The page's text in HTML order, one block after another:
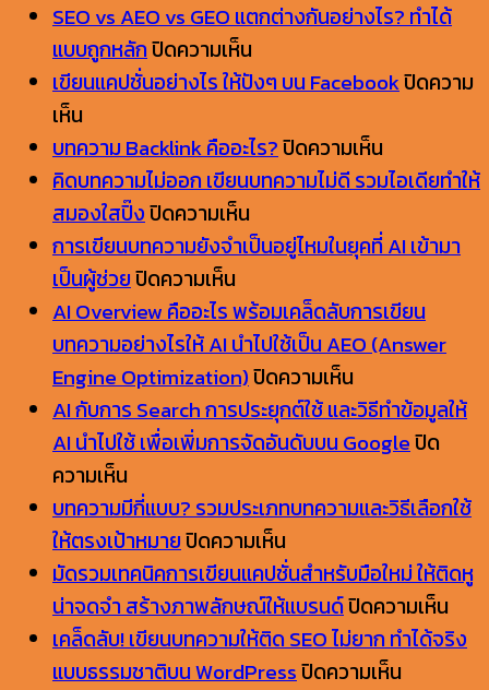
SEO vs AEO vs GEO แตกต่างกันอย่างไร? ทำได้
แบบถูกหลักปิดความเห็น
SEO
AEO
vs
แตก
กัน
อย่างไร?
ทำได้
แบบ
ถูก
เขียนแคปชั่นอย่างไร ให้ปังๆ บน Facebookปิดความ
เห็น
เขียน
แคปชั่
นอ
ย่าง
ไร
ให้
ปังๆ
บน
Facebook
บทความ Backlink คืออะไร?ปิดความเห็น
บทความ
คือ
คิดบทความไม่ออก เขียนบทความไม่ดี รวมไอเดียทำให้
สมองใสปิ๊งปิดความเห็น
คิด
ไม่
ออก
เขียน
บทความ
ไม่
รวม
ไอ
เดีย
ทำให้
สม
อง
การเขียนบทความยังจำเป็นอยู่ไหมในยุคที่ AI เข้ามา
เป็นผู้ช่วยปิดความเห็น
การ
เขียน
บทความ
ยัง
จำเป็น
ไหม
ใน
ยุค
ที่
AI
เข้า
AI Overview คืออะไร พร้อมเคล็ดลับการเขียน
บทความอย่างไรให้ AI นำไปใช้เป็น AEO (Answer
Engine Optimization)ปิดความเห็น
AI
Overview
อะไร
เคล็ด
ลับ
การ
เขียน
AI กับการ Search การประยุกต์ใช้ และวิธีทำข้อมูลให้
AI นำไปใช้ เพื่อเพิ่มการจัดอันดับบน Googleปิด
ความเห็น
AI
กับ
การ
Search
การ
ประยุกต์
บทความมีกี่แบบ? รวมประเภทบทความและวิธีเลือกใช้
ให้ตรงเป้าหมายปิดความเห็น
บทความ
มี
กี่
แบบ?
มัดรวมเทคนิคการเขียนแคปชั่นสำหรับมือใหม่ ให้ติดหู
น่าจดจำ สร้างภาพลักษณ์ให้แบรนด์ปิดความเห็น
มัด
เคล็ดลับ! เขียนบทความให้ติด SEO ไม่ยาก ทำได้จริง
แบบธรรมชาติบน WordPressปิดความเห็น